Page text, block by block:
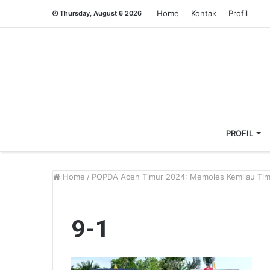
Thursday, August 6 2026 Home Kontak Profil
PROFIL
Home / POPDA Aceh Timur 2024: Memoles Kemilau
9-1